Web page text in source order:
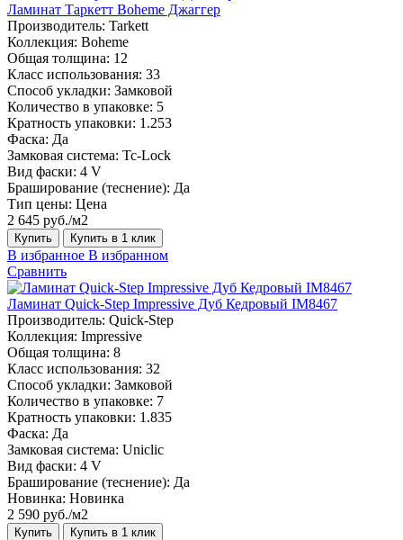
Ламинат Таркетт Boheme Джаггер
Производитель: Tarkett
Коллекция: Boheme
Общая толщина: 12
Класс использования: 33
Способ укладки: Замковой
Количество в упаковке: 5
Кратность упаковки: 1.253
Фаска: Да
Замковая система: Tc-Lock
Вид фаски: 4 V
Браширование (теснение): Да
Тип цены: Цена
2 645 руб./м2
Купить Купить в 1 клик
В избранное В избранном
Сравнить
Ламинат Quick-Step Impressive Дуб Кедровый IM8467
Производитель: Quick-Step
Коллекция: Impressive
Общая толщина: 8
Класс использования: 32
Способ укладки: Замковой
Количество в упаковке: 7
Кратность упаковки: 1.835
Фаска: Да
Замковая система: Uniclic
Вид фаски: 4 V
Браширование (теснение): Да
Новинка: Новинка
2 590 руб./м2
Купить Купить в 1 клик